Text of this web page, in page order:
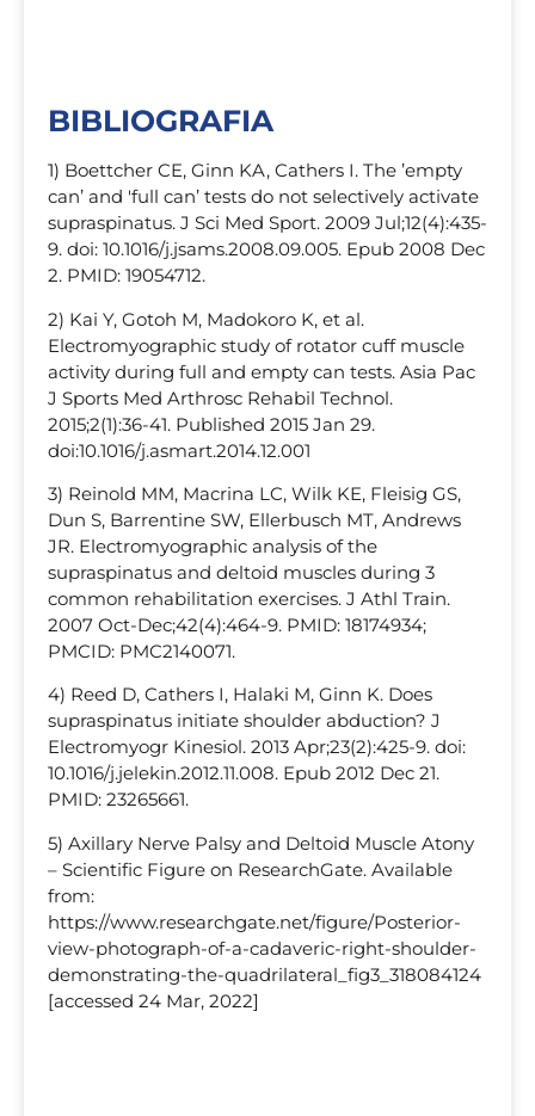
BIBLIOGRAFIA
1) Boettcher CE, Ginn KA, Cathers I. The ’empty
can’ and 'full can’ tests do not selectively activate
supraspinatus. J Sci Med Sport. 2009 Jul;12(4):435-
9. doi: 10.1016/j.jsams.2008.09.005. Epub 2008 Dec
2. PMID: 19054712.
2) Kai Y, Gotoh M, Madokoro K, et al.
Electromyographic study of rotator cuff muscle
activity during full and empty can tests. Asia Pac
J Sports Med Arthrosc Rehabil Technol.
2015;2(1):36-41. Published 2015 Jan 29.
doi:10.1016/j.asmart.2014.12.001
3) Reinold MM, Macrina LC, Wilk KE, Fleisig GS,
Dun S, Barrentine SW, Ellerbusch MT, Andrews
JR. Electromyographic analysis of the
supraspinatus and deltoid muscles during 3
common rehabilitation exercises. J Athl Train.
2007 Oct-Dec;42(4):464-9. PMID: 18174934;
PMCID: PMC2140071.
4) Reed D, Cathers I, Halaki M, Ginn K. Does
supraspinatus initiate shoulder abduction? J
Electromyogr Kinesiol. 2013 Apr;23(2):425-9. doi:
10.1016/j.jelekin.2012.11.008. Epub 2012 Dec 21.
PMID: 23265661.
5) Axillary Nerve Palsy and Deltoid Muscle Atony
– Scientific Figure on ResearchGate. Available
from:
https://www.researchgate.net/figure/Posterior-
view-photograph-of-a-cadaveric-right-shoulder-
demonstrating-the-quadrilateral_fig3_318084124
[accessed 24 Mar, 2022]